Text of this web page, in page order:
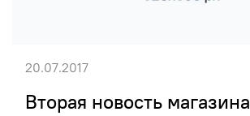
Вторая новость магазина
20.07.2017